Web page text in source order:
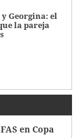
Georgina: el
la pareja
en Copa